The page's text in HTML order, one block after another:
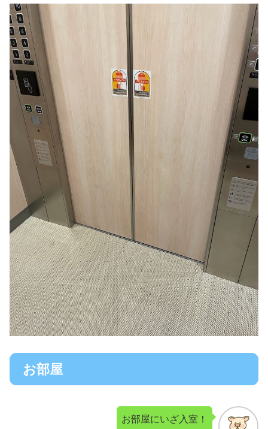
お部屋
お部屋にいざ入室！